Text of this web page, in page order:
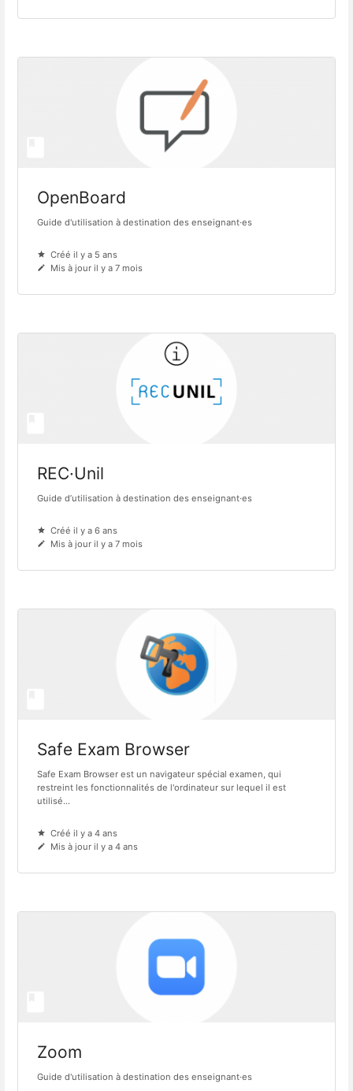
OpenBoard
Guide d'utilisation à destination des enseignant·es
Créé il y a 5 ans
Mis à jour il y a 7 mois
REC·Unil
Guide d’utilisation à destination des enseignant·es
Créé il y a 6 ans
Mis à jour il y a 7 mois
Safe Exam Browser
Safe Exam Browser est un navigateur spécial examen, qui
restreint les fonctionnalités de l'ordinateur sur lequel il est
utilisé...
Créé il y a 4 ans
Mis à jour il y a 4 ans
Zoom
Guide d'utilisation à destination des enseignant·es